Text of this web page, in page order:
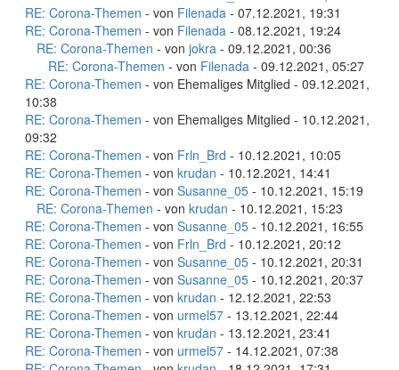
RE: Corona-Themen - von Filenada - 07.12.2021, 19:31
RE: Corona-Themen - von Filenada - 08.12.2021, 19:24
RE: Corona-Themen - von jokra - 09.12.2021, 00:36
RE: Corona-Themen - von Filenada - 09.12.2021, 05:27
RE: Corona-Themen - von Ehemaliges Mitglied - 09.12.2021,
10:38
RE: Corona-Themen - von Ehemaliges Mitglied - 10.12.2021,
09:32
RE: Corona-Themen - von Frln_Brd - 10.12.2021, 10:05
RE: Corona-Themen - von krudan - 10.12.2021, 14:41
RE: Corona-Themen - von Susanne_05 - 10.12.2021, 15:19
RE: Corona-Themen - von krudan - 10.12.2021, 15:23
RE: Corona-Themen - von Susanne_05 - 10.12.2021, 16:55
RE: Corona-Themen - von Frln_Brd - 10.12.2021, 20:12
RE: Corona-Themen - von Susanne_05 - 10.12.2021, 20:31
RE: Corona-Themen - von Susanne_05 - 10.12.2021, 20:37
RE: Corona-Themen - von krudan - 12.12.2021, 22:53
RE: Corona-Themen - von urmel57 - 13.12.2021, 22:44
RE: Corona-Themen - von krudan - 13.12.2021, 23:41
RE: Corona-Themen - von urmel57 - 14.12.2021, 07:38